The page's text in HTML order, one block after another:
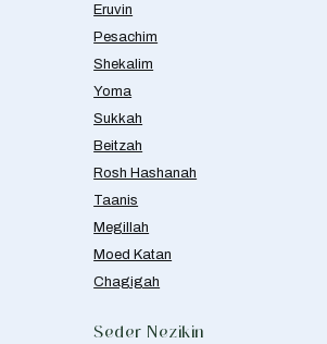
Eruvin
Pesachim
Shekalim
Yoma
Sukkah
Beitzah
Rosh Hashanah
Taanis
Megillah
Moed Katan
Chagigah
Seder Nezikin